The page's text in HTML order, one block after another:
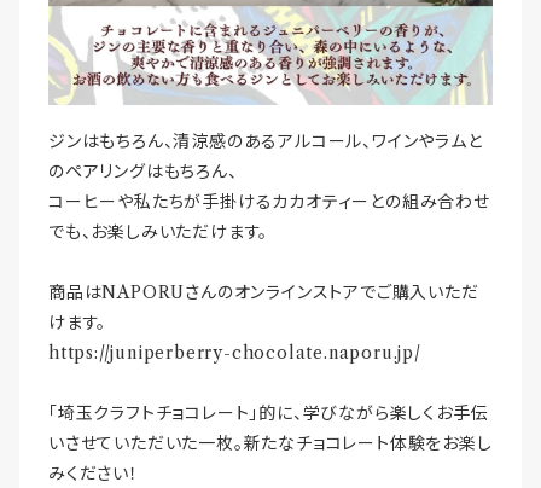
ジンはもちろん、清涼感のあるアルコール、ワインやラムと
のペアリングはもちろん、
コーヒーや私たちが手掛けるカカオティーとの組み合わせ
でも、お楽しみいただけます。
商品はNAPORUさんのオンラインストアでご購入いただ
けます。
https://juniperberry-chocolate.naporu.jp/
「埼玉クラフトチョコレート」的に、学びながら楽しくお手伝
いさせていただいた一枚。新たなチョコレート体験をお楽し
みください！